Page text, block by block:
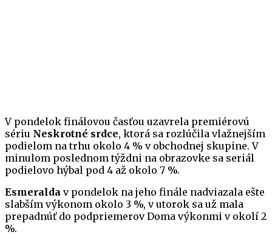
V pondelok finálovou časťou uzavrela premiérovú
sériu Neskrotné srdce, ktorá sa rozlúčila vlažnejším
podielom na trhu okolo 4 % v obchodnej skupine. V
minulom poslednom týždni na obrazovke sa seriál
podielovo hýbal pod 4 až okolo 7 %.
Esmeralda v pondelok na jeho finále nadviazala ešte
slabším výkonom okolo 3 %, v utorok sa už mala
prepadnúť do podpriemerov Doma výkonmi v okolí 2
%.